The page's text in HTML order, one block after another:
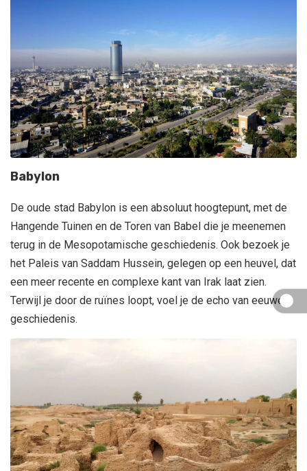
Babylon
De oude stad Babylon is een absoluut hoogtepunt, met de
Hangende Tuinen en de Toren van Babel die je meenemen
terug in de Mesopotamische geschiedenis. Ook bezoek je
het Paleis van Saddam Hussein, gelegen op een heuvel, dat
een meer recente en complexe kant van Irak laat zien.
Terwijl je door de ruïnes loopt, voel je de echo van eeuwen
geschiedenis.